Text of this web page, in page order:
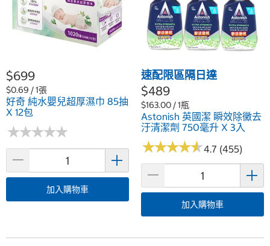
$699
$0.69 / 1張
好奇 純水嬰兒超厚濕巾 85抽
X 12包
★★★★★
★★★★★
加入購物車
速配限區隔日達
$489
$163.00 / 1瓶
Astonish 英國潔 瞬效除黴去
汙清潔劑 750毫升 X 3入
★★★★★
★★★★★4.7 (455)
加入購物車